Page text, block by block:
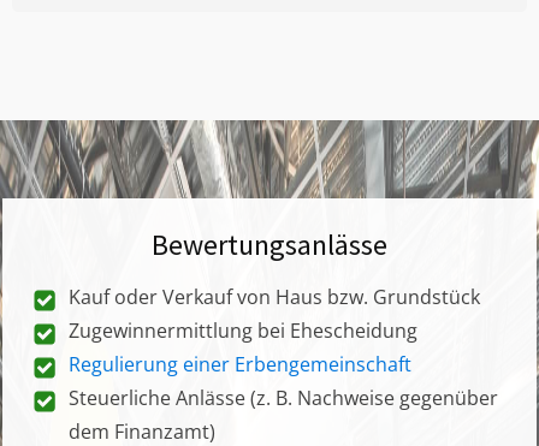
Bewertungsanlässe
Kauf oder Verkauf von Haus bzw. Grundstück
Zugewinnermittlung bei Ehescheidung
Regulierung einer Erbengemeinschaft
Steuerliche Anlässe (z. B. Nachweise gegenüber
dem Finanzamt)